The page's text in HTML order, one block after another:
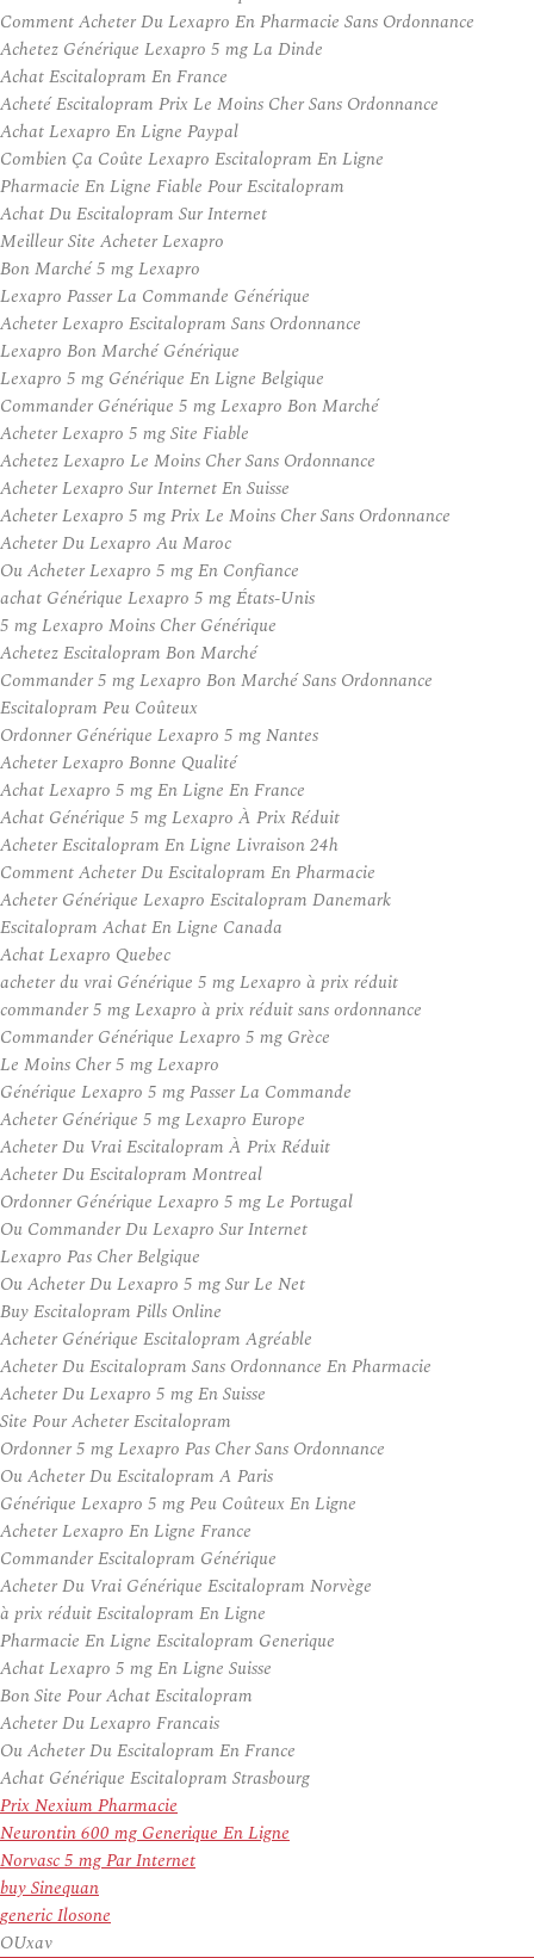
Comment Acheter Du Lexapro En Pharmacie Sans Ordonnance
Achetez Générique Lexapro 5 mg La Dinde
Achat Escitalopram En France
Acheté Escitalopram Prix Le Moins Cher Sans Ordonnance
Achat Lexapro En Ligne Paypal
Combien Ça Coûte Lexapro Escitalopram En Ligne
Pharmacie En Ligne Fiable Pour Escitalopram
Achat Du Escitalopram Sur Internet
Meilleur Site Acheter Lexapro
Bon Marché 5 mg Lexapro
Lexapro Passer La Commande Générique
Acheter Lexapro Escitalopram Sans Ordonnance
Lexapro Bon Marché Générique
Lexapro 5 mg Générique En Ligne Belgique
Commander Générique 5 mg Lexapro Bon Marché
Acheter Lexapro 5 mg Site Fiable
Achetez Lexapro Le Moins Cher Sans Ordonnance
Acheter Lexapro Sur Internet En Suisse
Acheter Lexapro 5 mg Prix Le Moins Cher Sans Ordonnance
Acheter Du Lexapro Au Maroc
Ou Acheter Lexapro 5 mg En Confiance
achat Générique Lexapro 5 mg États-Unis
5 mg Lexapro Moins Cher Générique
Achetez Escitalopram Bon Marché
Commander 5 mg Lexapro Bon Marché Sans Ordonnance
Escitalopram Peu Coûteux
Ordonner Générique Lexapro 5 mg Nantes
Acheter Lexapro Bonne Qualité
Achat Lexapro 5 mg En Ligne En France
Achat Générique 5 mg Lexapro À Prix Réduit
Acheter Escitalopram En Ligne Livraison 24h
Comment Acheter Du Escitalopram En Pharmacie
Acheter Générique Lexapro Escitalopram Danemark
Escitalopram Achat En Ligne Canada
Achat Lexapro Quebec
acheter du vrai Générique 5 mg Lexapro à prix réduit
commander 5 mg Lexapro à prix réduit sans ordonnance
Commander Générique Lexapro 5 mg Grèce
Le Moins Cher 5 mg Lexapro
Générique Lexapro 5 mg Passer La Commande
Acheter Générique 5 mg Lexapro Europe
Acheter Du Vrai Escitalopram À Prix Réduit
Acheter Du Escitalopram Montreal
Ordonner Générique Lexapro 5 mg Le Portugal
Ou Commander Du Lexapro Sur Internet
Lexapro Pas Cher Belgique
Ou Acheter Du Lexapro 5 mg Sur Le Net
Buy Escitalopram Pills Online
Acheter Générique Escitalopram Agréable
Acheter Du Escitalopram Sans Ordonnance En Pharmacie
Acheter Du Lexapro 5 mg En Suisse
Site Pour Acheter Escitalopram
Ordonner 5 mg Lexapro Pas Cher Sans Ordonnance
Ou Acheter Du Escitalopram A Paris
Générique Lexapro 5 mg Peu Coûteux En Ligne
Acheter Lexapro En Ligne France
Commander Escitalopram Générique
Acheter Du Vrai Générique Escitalopram Norvège
à prix réduit Escitalopram En Ligne
Pharmacie En Ligne Escitalopram Generique
Achat Lexapro 5 mg En Ligne Suisse
Bon Site Pour Achat Escitalopram
Acheter Du Lexapro Francais
Ou Acheter Du Escitalopram En France
Achat Générique Escitalopram Strasbourg
Prix Nexium Pharmacie
Neurontin 600 mg Generique En Ligne
Norvasc 5 mg Par Internet
buy Sinequan
generic Ilosone
OUxav